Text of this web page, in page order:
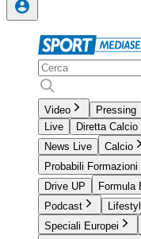
Video Pressing
Live
Diretta Calcio
News Live
Calcio
Probabili Formazioni
Drive UP
Formula
Podcast
Speciali Europei